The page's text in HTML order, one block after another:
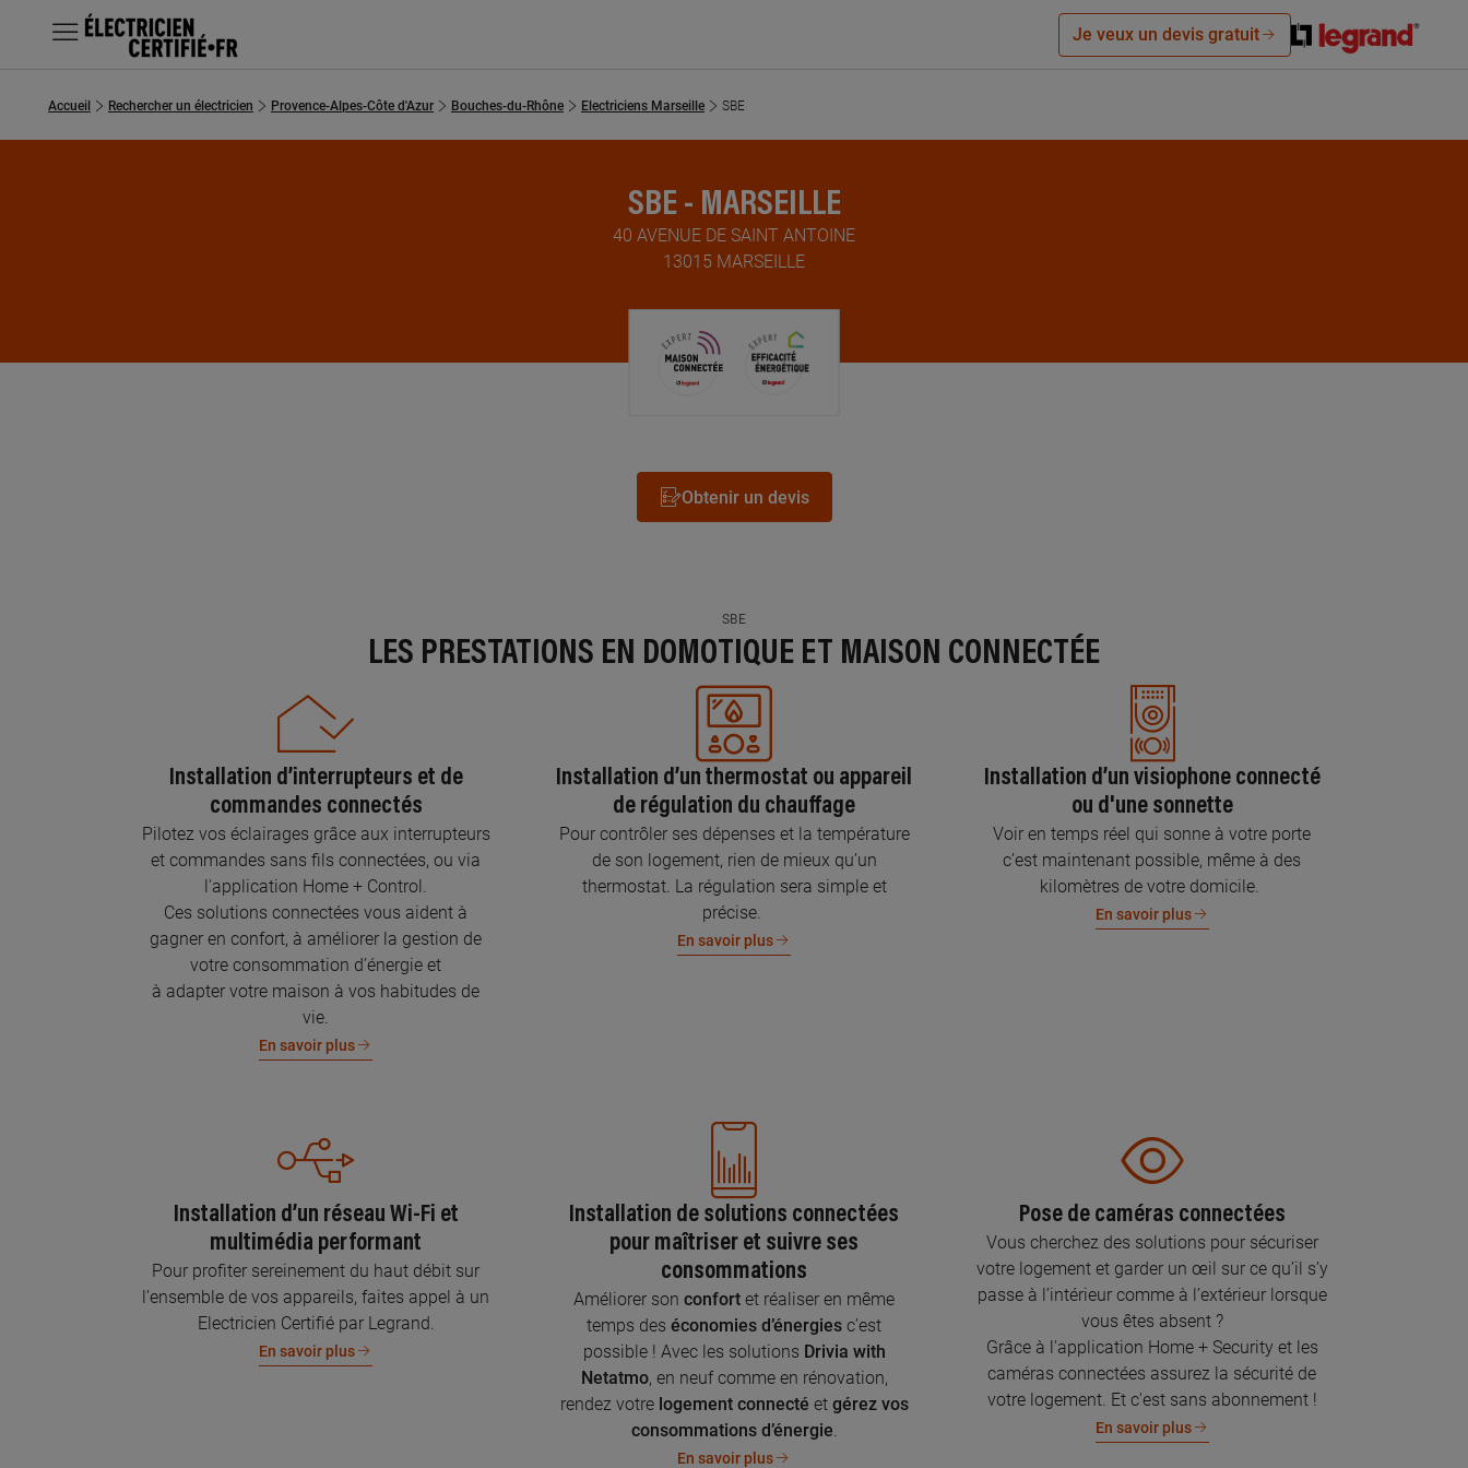
MENU
Chercher un électricien
Je veux un devis gratuit
Accueil Rechercher un électricien Provence-Alpes-Côte d'Azur Bouches-du-Rhône Electriciens Marseille SBE
SBE - MARSEILLE
40 AVENUE DE SAINT ANTOINE
13015 MARSEILLE
Obtenir un devis
SBE
LES PRESTATIONS EN DOMOTIQUE ET MAISON CONNECTÉE
Installation d’interrupteurs et de
commandes connectés
Pilotez vos éclairages grâce aux interrupteurs
et commandes sans fils connectées, ou via
l'application Home + Control.
Ces solutions connectées vous aident à
gagner en confort, à améliorer la gestion de
votre consommation d’énergie et
à adapter votre maison à vos habitudes de
vie.
En savoir plus
Installation d’un thermostat ou appareil
de régulation du chauffage
Pour contrôler ses dépenses et la température
de son logement, rien de mieux qu’un
thermostat. La régulation sera simple et
précise.
En savoir plus
Installation d’un visiophone connecté
ou d'une sonnette
Voir en temps réel qui sonne à votre porte
c’est maintenant possible, même à des
kilomètres de votre domicile.
En savoir plus
Installation d’un réseau Wi-Fi et
multimédia performant
Pour profiter sereinement du haut débit sur
l’ensemble de vos appareils, faites appel à un
Electricien Certifié par Legrand.
En savoir plus
Installation de solutions connectées
pour maîtriser et suivre ses
consommations
Améliorer son confort et réaliser en même
temps des économies d’énergies c’est
possible ! Avec les solutions Drivia with
Netatmo, en neuf comme en rénovation,
rendez votre logement connecté et gérez vos
consommations d’énergie.
En savoir plus
Pose de caméras connectées
Vous cherchez des solutions pour sécuriser
votre logement et garder un œil sur ce qu’il s’y
passe à l’intérieur comme à l’extérieur lorsque
vous êtes absent ?
Grâce à l'application Home + Security et les
caméras connectées assurez la sécurité de
votre logement. Et c'est sans abonnement !
En savoir plus